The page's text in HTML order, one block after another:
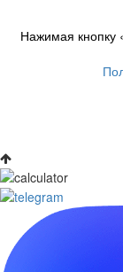
Нажимая кнопку